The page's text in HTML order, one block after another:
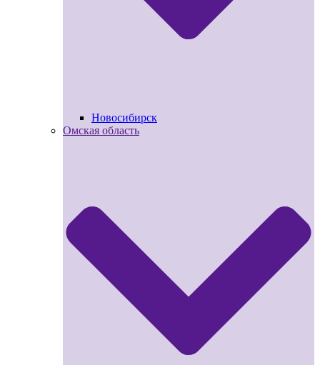
Новосибирск
Омская область